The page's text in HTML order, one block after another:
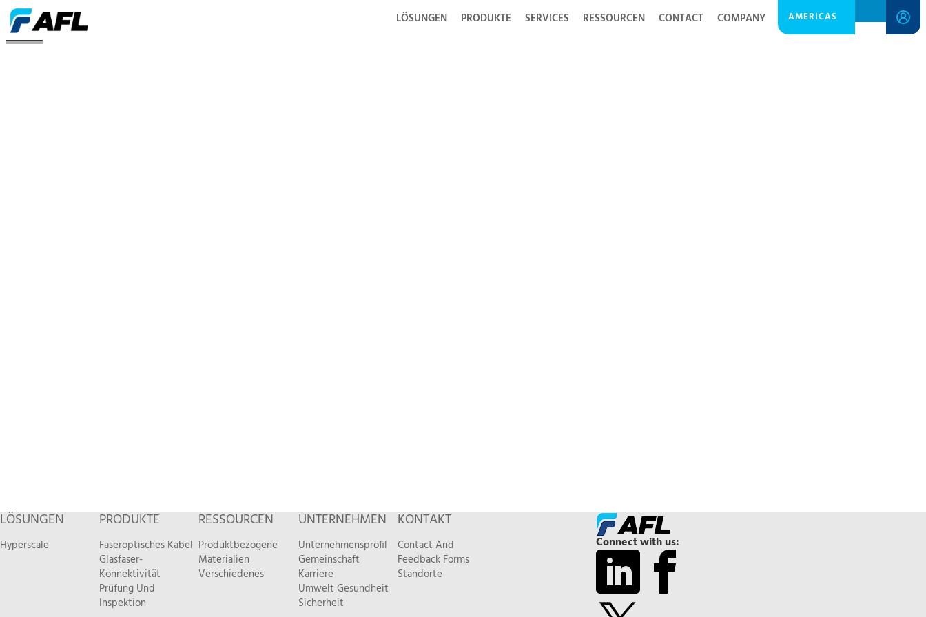
LÖSUNGEN PRODUKTE SERVICES RESSOURCEN CONTACT COMPANY AMERICAS
Connect
LÖSUNGEN
Hyperscale
PRODUKTE
Faseroptisches Kabel
Glasfaser-
Konnektivität
Prüfung Und
Inspektion
RESSOURCEN
Produktbezogene
Materialien
Verschiedenes
UNTERNEHMEN
Unternehmensprofil
Gemeinschaft
Karriere
Umwelt Gesundheit
Sicherheit
KONTAKT
Contact And
Feedback Forms
Standorte
Connect with us: